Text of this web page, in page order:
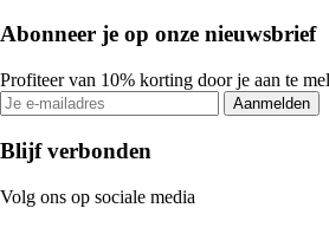
Abonneer je op onze nieuwsbrief
Profiteer van 10% korting door je aan te
Aanmelden
Blijf verbonden
Volg ons op sociale media